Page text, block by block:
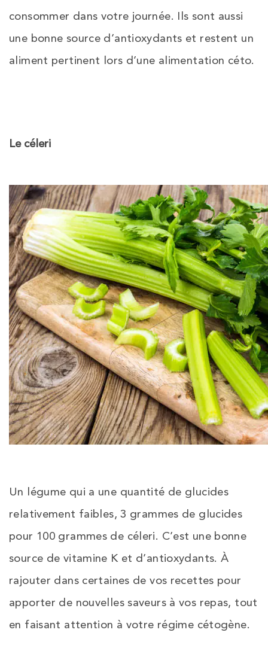
consommer dans votre journée. Ils sont aussi
une bonne source d’antioxydants et restent un
aliment pertinent lors d’une alimentation céto.
Le céleri
Un légume qui a une quantité de glucides
relativement faibles, 3 grammes de glucides
pour 100 grammes de céleri. C’est une bonne
source de vitamine K et d’antioxydants. À
rajouter dans certaines de vos recettes pour
apporter de nouvelles saveurs à vos repas, tout
en faisant attention à votre régime cétogène.